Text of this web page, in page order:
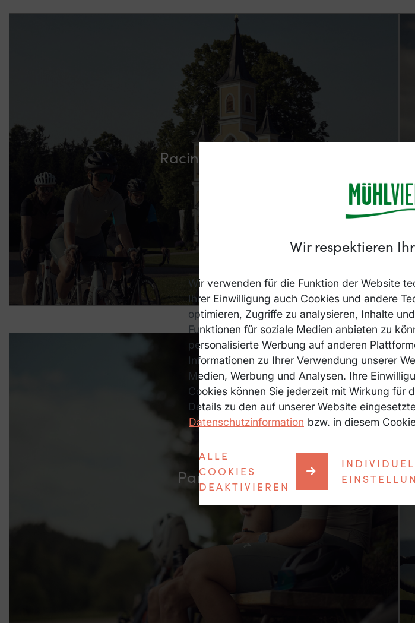
Racing-Club
Partner
Wir respektieren
Wir verwenden für die Funktion der Website
Ihrer Einwilligung auch Cookies und andere
optimieren, Zugriffe zu analysieren, Inhalte
Funktionen für soziale Medien anbieten zu
personalisierte Werbung auf anderen
Informationen zu Ihrer Verwendung unserer
Medien, Werbung und Analysen. Ihre
Cookies können Sie jederzeit mit Wirkung für
Details zu den auf unserer Website
Datenschutzinformation bzw. in diesem
ALLE
COOKIES
DEAKTIVIEREN